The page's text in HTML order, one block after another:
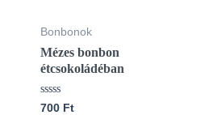
Bonbonok
Mézes bonbon
étcsokoládéban
Értékelés:
700 Ft